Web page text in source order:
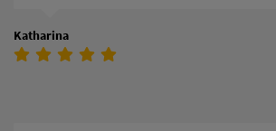
Katharina